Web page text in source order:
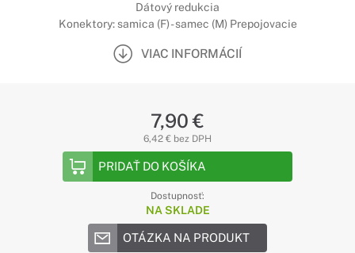
Dátový redukcia
Konektory: samica (F) - samec (M) Prepojovacie
VIAC INFORMÁCIÍ
7,90 €
6,42 € bez DPH
PRIDAŤ DO KOŠÍKA
Dostupnosť:
NA SKLADE
OTÁZKA NA PRODUKT